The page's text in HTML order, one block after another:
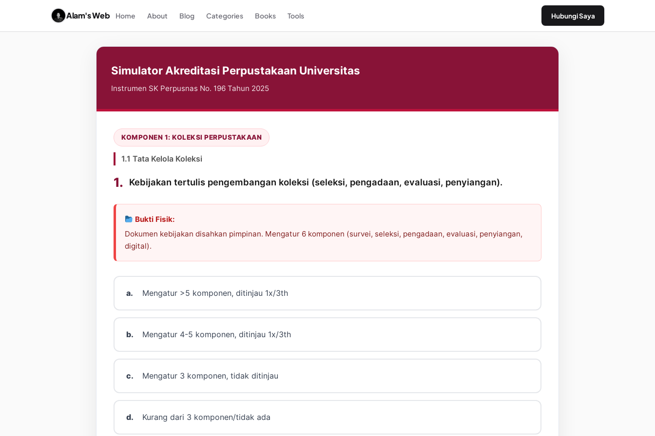
Alam's Web Home About Blog Categories Books Tools Hubungi Saya
Simulator Akreditasi Perpustakaan Universitas
Instrumen SK Perpusnas No. 196 Tahun 2025
KOMPONEN 1: KOLEKSI PERPUSTAKAAN
1.1 Tata Kelola Koleksi
1. Kebijakan tertulis pengembangan koleksi (seleksi, pengadaan, evaluasi, penyiangan).
Bukti Fisik:
Dokumen kebijakan disahkan pimpinan. Mengatur 6 komponen (survei, seleksi, pengadaan, evaluasi, penyiangan,
digital).
a. Mengatur >5 komponen, ditinjau 1x/3th
b. Mengatur 4-5 komponen, ditinjau 1x/3th
c. Mengatur 3 komponen, tidak ditinjau
d. Kurang dari 3 komponen/tidak ada